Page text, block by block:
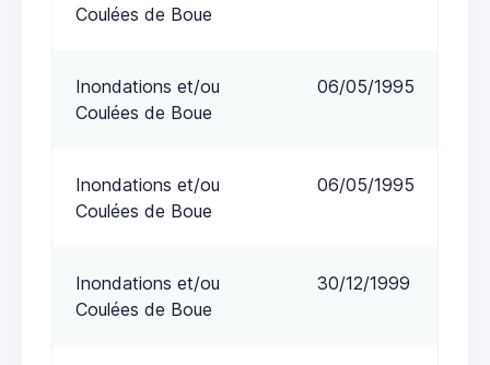
Coulées de Boue
Inondations et/ou
Coulées de Boue
06/05/1995
Inondations et/ou
Coulées de Boue
06/05/1995
Inondations et/ou
Coulées de Boue
30/12/1999